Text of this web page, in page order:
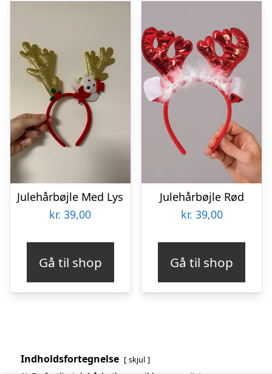
Julehårbøjle Med Lys
kr. 39,00
Gå til shop
Julehårbøjle Rød
kr. 39,00
Gå til shop
Indholdsfortegnelse skjul